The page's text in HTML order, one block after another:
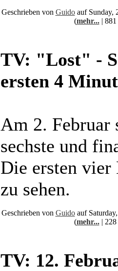
Geschrieben von Guidoauf Sunday,
(mehr...| 881
TV: "Lost" -
ersten 4
Am 2. Februar
sechste und
Die ersten
zu sehen.
Geschrieben von Guidoauf
(mehr...| 228
TV: 12.